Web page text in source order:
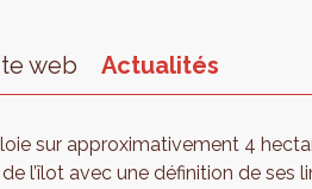
web Actualités
sur approximativement 4
l’îlot avec une définition de ses